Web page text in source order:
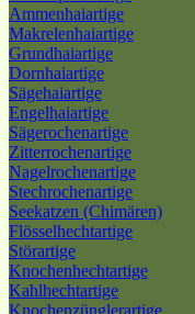
Ammenhaiartige
Makrelenhaiartige
Grundhaiartige
Dornhaiartige
Sägehaiartige
Engelhaiartige
Sägerochenartige
Zitterrochenartige
Nagelrochenartige
Stechrochenartige
Seekatzen (Chimären)
Flösselhechtartige
Störartige
Knochenhechtartige
Kahlhechtartige
Knochenzünglerartige